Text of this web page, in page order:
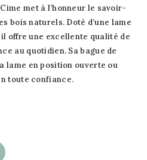
met à l’honneur le savoir-
bois naturels. Doté d’une lame
offre une excellente qualité de
au quotidien. Sa bague de
lame en position ouverte ou
toute confiance.